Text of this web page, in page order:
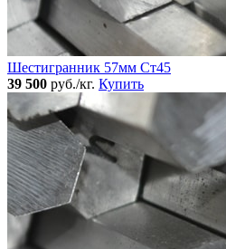
Шестигранник 57мм Ст45
39 500 руб./кг. Купить